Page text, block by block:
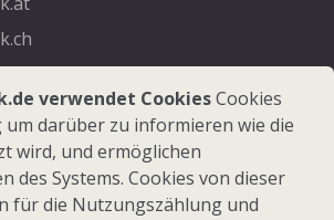
verwendet CookiesCookies
darüber zu informieren wie die
wird, und ermöglichen
des Systems. Cookies von dieser
für die Nutzungszählung und